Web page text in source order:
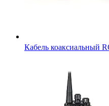
Кабель коаксиальный